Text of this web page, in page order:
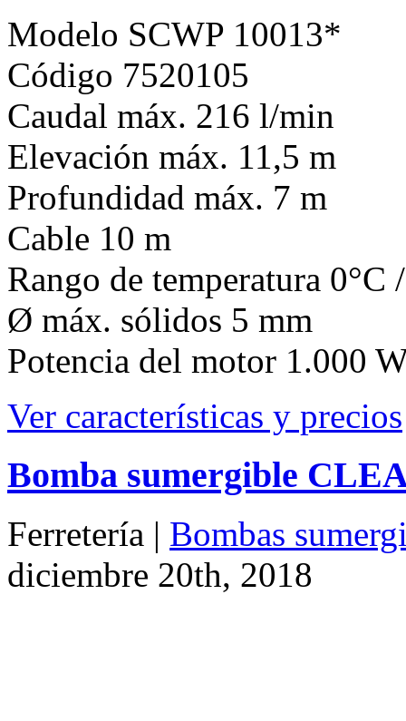
Elevación máx. 11,5 m
Profundidad máx. 7 m
Cable 10 m
Rango de temperatura 0°C
Ø máx. sólidos 5 mm
Potencia del motor 1.000
Ver características y precios
Bomba sumergible
Ferretería |
Bombas
diciembre 20th, 2018